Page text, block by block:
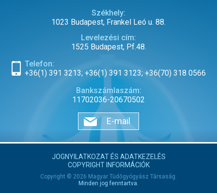
Székhely:
1023 Budapest, Frankel Leó u. 88.
Levelezési cím:
1525 Budapest, Pf.48.
Telefon:
+36(1) 391 3213; +36(1) 391 3123; +36(70) 318 0566
Bankszámlaszám:
11702036-20670502
E-mail
JOGNYILATKOZAT ÉS ADATKEZELÉS
COPYRIGHT INFORMÁCIÓK
Copyright © 2026 Magyar Tüdőgyógyász Társaság.
Minden jog fenntartva.